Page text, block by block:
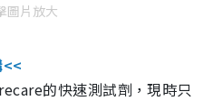
圖片放大
的快速測試劑，現時只